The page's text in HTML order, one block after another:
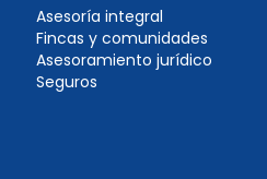
Asesoría integral
Fincas y comunidades
Asesoramiento jurídico
Seguros